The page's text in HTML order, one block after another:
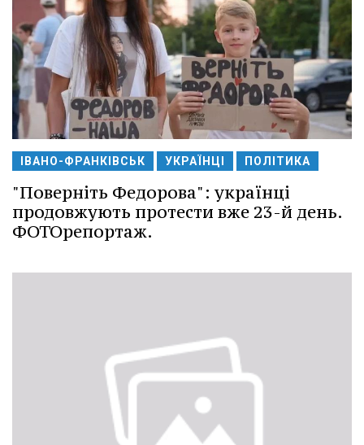
ІВАНО-ФРАНКІВСЬК УКРАЇНЦІ ПОЛІТИКА
"Поверніть Федорова": українці
продовжують протести вже 23-й день.
ФОТОрепортаж.